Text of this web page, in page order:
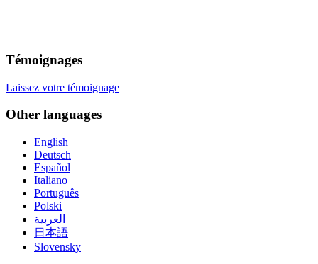
Témoignages
Laissez votre témoignage
Other languages
English
Deutsch
Español
Italiano
Português
Polski
العربية
日本語
Slovensky